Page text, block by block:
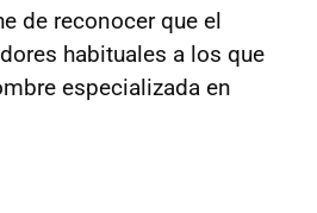
de reconocer que el
habituales a los que
especializada en